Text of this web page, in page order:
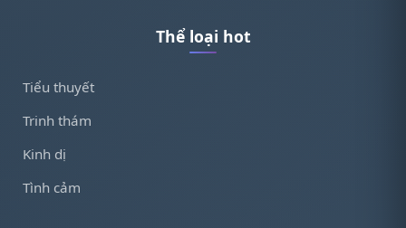
Thể loại hot
Tiểu thuyết
Trinh thám
Kinh dị
Tình cảm